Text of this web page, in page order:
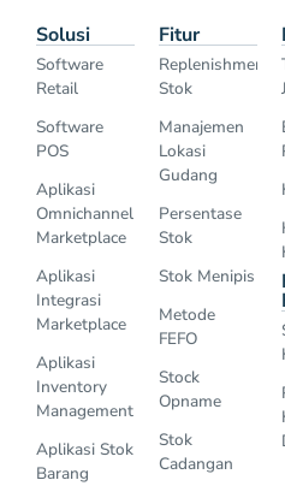
Solusi
Software
Retail
Software
POS
Aplikasi
Omnichannel
Marketplace
Aplikasi
Integrasi
Marketplace
Aplikasi
Inventory
Management
Aplikasi Stok
Barang
Fitur
Replenishment
Stok
Manajemen
Lokasi
Gudang
Persentase
Stok
Stok Menipis
Metode
FEFO
Stock
Opname
Stok
Cadangan